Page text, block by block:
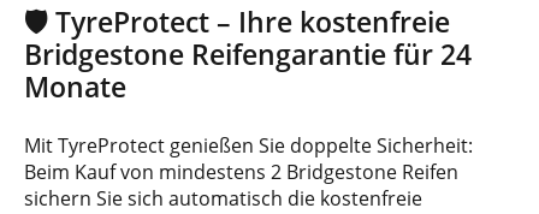
🛡️ TyreProtect – Ihre kostenfreie
Bridgestone Reifengarantie für 24
Monate
Mit TyreProtect genießen Sie doppelte Sicherheit:
Beim Kauf von mindestens 2 Bridgestone Reifen
sichern Sie sich automatisch die kostenfreie